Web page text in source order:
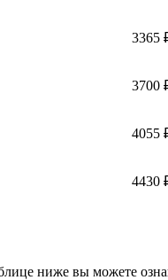
3365
3700
4055
4430
ниже вы можете